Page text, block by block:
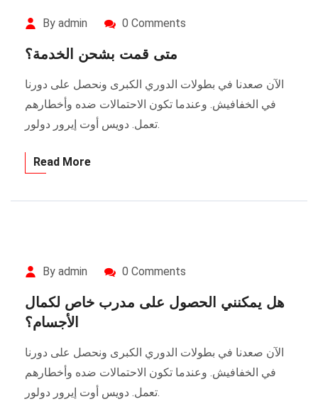
By admin 0 Comments
متى قمت بشحن الخدمة؟
الآن صعدنا في بطولات الدوري الكبرى ونحصل على دورنا
في الخفافيش. وعندما تكون الاحتمالات ضده وأخطارهم
تعمل. دويس أوت إيرور دولور.
Read More
By admin 0 Comments
هل يمكنني الحصول على مدرب خاص لكمال
الأجسام؟
الآن صعدنا في بطولات الدوري الكبرى ونحصل على دورنا
في الخفافيش. وعندما تكون الاحتمالات ضده وأخطارهم
تعمل. دويس أوت إيرور دولور.